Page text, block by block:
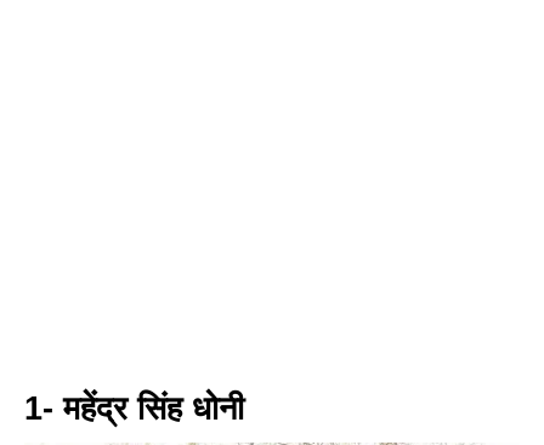
1- महेंद्र सिंह धोनी